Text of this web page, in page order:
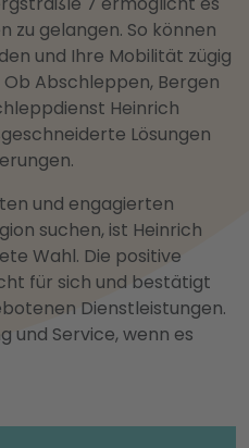
zu gelangen. So können
und Ihre Mobilität zügig
Abschleppen, Bergen
Heinrich
Lösungen
und engagierten
suchen, ist Heinrich
Wahl. Die positive
für sich und bestätigt
Dienstleistungen.
und Service, wenn es